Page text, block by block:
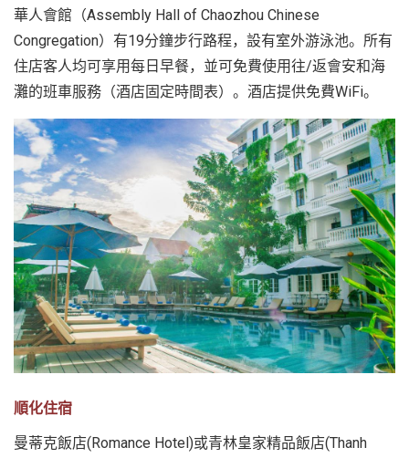
華人會館（Assembly Hall of Chaozhou Chinese
Congregation）有19分鐘步行路程，設有室外游泳池。所有
住店客人均可享用每日早餐，並可免費使用往/返會安和海
灘的班車服務（酒店固定時間表）。酒店提供免費WiFi。
順化住宿
曼蒂克飯店(Romance Hotel)或青林皇家精品飯店(Thanh